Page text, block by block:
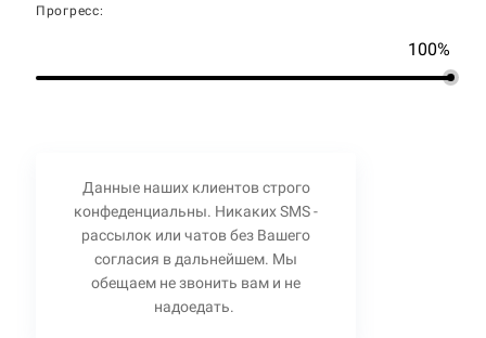
Прогресс:
100%
Данные наших клиентов строго
конфеденциальны. Никаких SMS -
рассылок или чатов без Вашего
согласия в дальнейшем. Мы
обещаем не звонить вам и не
надоедать.